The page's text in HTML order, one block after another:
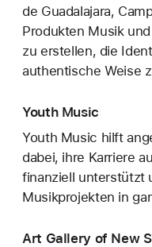
de Guadalajara,
Produkten Musik
zu erstellen, die
authentische Weise
Youth Music
Youth Music hilft
dabei, ihre Karriere
finanziell unterstützt
Musikprojekten in
Art Gallery of New